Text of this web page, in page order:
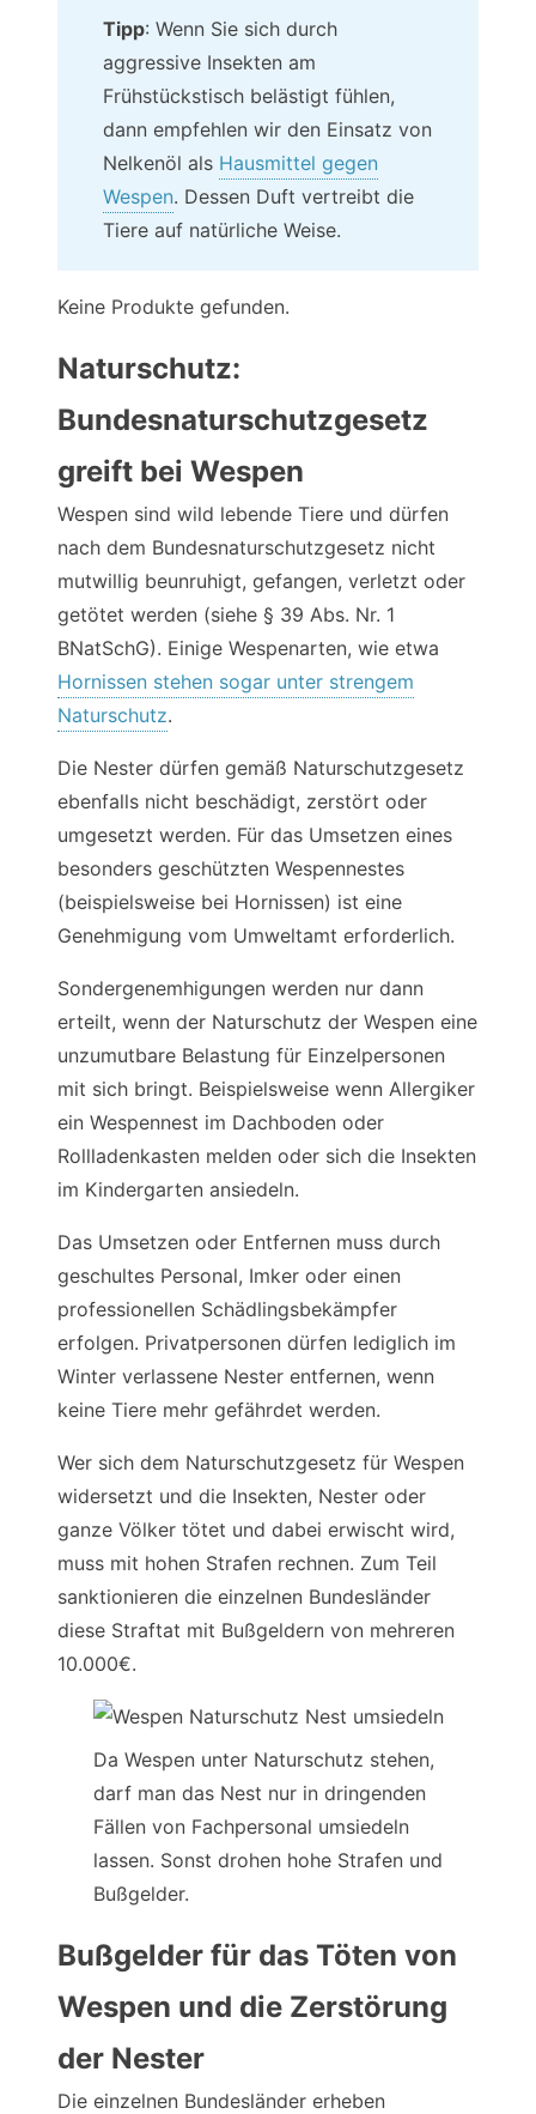
Tipp: Wenn Sie sich durch
aggressive Insekten am
Frühstückstisch belästigt fühlen,
dann empfehlen wir den Einsatz von
Nelkenöl als Hausmittel gegen
Wespen. Dessen Duft vertreibt die
Tiere auf natürliche Weise.
Keine Produkte gefunden.
Naturschutz:
Bundesnaturschutzgesetz
greift bei Wespen
Wespen sind wild lebende Tiere und dürfen
nach dem Bundesnaturschutzgesetz nicht
mutwillig beunruhigt, gefangen, verletzt oder
getötet werden (siehe § 39 Abs. Nr. 1
BNatSchG). Einige Wespenarten, wie etwa
Hornissen stehen sogar unter strengem
Naturschutz.
Die Nester dürfen gemäß Naturschutzgesetz
ebenfalls nicht beschädigt, zerstört oder
umgesetzt werden. Für das Umsetzen eines
besonders geschützten Wespennestes
(beispielsweise bei Hornissen) ist eine
Genehmigung vom Umweltamt erforderlich.
Sondergenemhigungen werden nur dann
erteilt, wenn der Naturschutz der Wespen eine
unzumutbare Belastung für Einzelpersonen
mit sich bringt. Beispielsweise wenn Allergiker
ein Wespennest im Dachboden oder
Rollladenkasten melden oder sich die Insekten
im Kindergarten ansiedeln.
Das Umsetzen oder Entfernen muss durch
geschultes Personal, Imker oder einen
professionellen Schädlingsbekämpfer
erfolgen. Privatpersonen dürfen lediglich im
Winter verlassene Nester entfernen, wenn
keine Tiere mehr gefährdet werden.
Wer sich dem Naturschutzgesetz für Wespen
widersetzt und die Insekten, Nester oder
ganze Völker tötet und dabei erwischt wird,
muss mit hohen Strafen rechnen. Zum Teil
sanktionieren die einzelnen Bundesländer
diese Straftat mit Bußgeldern von mehreren
10.000€.
Da Wespen unter Naturschutz stehen,
darf man das Nest nur in dringenden
Fällen von Fachpersonal umsiedeln
lassen. Sonst drohen hohe Strafen und
Bußgelder.
Bußgelder für das Töten von
Wespen und die Zerstörung
der Nester
Die einzelnen Bundesländer erheben